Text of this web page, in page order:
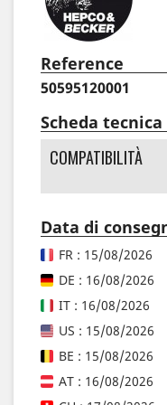
Reference
50595120001
Scheda tecnica
COMPATIBILITÀ
Data di
FR : 15/08/2026
DE : 16/08/2026
IT : 16/08/2026
US : 15/08/2026
BE : 15/08/2026
AT : 16/08/2026